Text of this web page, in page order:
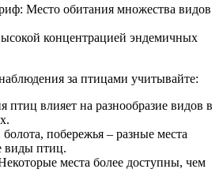
Место обитания множества видов
концентрацией эндемичных
за птицами учитывайте:
влияет на разнообразие видов в
побережья – разные места
виды птиц.
места более доступны, чем